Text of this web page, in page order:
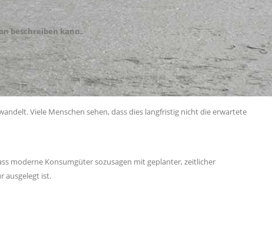
beschreiben kann.
Viele Menschen sehen, dass dies langfristig nicht die erwartete
moderne Konsumgüter sozusagen mit geplanter, zeitlicher
ausgelegt ist.